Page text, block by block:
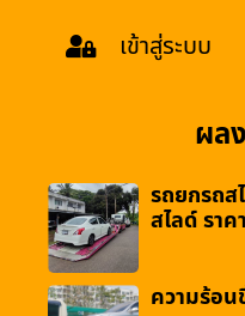
เข้าสู่ระบบ
ผล
รถยกรถส
สไลด์ ราค
ความร้อน